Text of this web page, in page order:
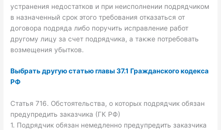
устранения недостатков и при неисполнении подрядчиком
в назначенный срок этого требования отказаться от
договора подряда либо поручить исправление работ
другому лицу за счет подрядчика, а также потребовать
возмещения убытков.
Выбрать другую статью главы 37.1 Гражданского кодекса
РФ
Статья 716. Обстоятельства, о которых подрядчик обязан
предупредить заказчика (ГК РФ)
1. Подрядчик обязан немедленно предупредить заказчика